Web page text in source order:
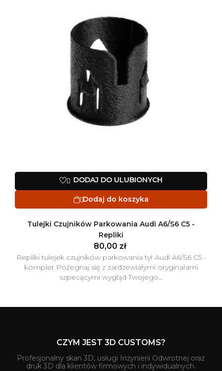
 DODAJ DO ULUBIONYCH
Dodaj do koszyka
Tulejki Czujników Parkowania Audi A6/S6 C5 -
Repliki
80,00 zł
Repliki tulejek czujników parkowania tył Audi A6/S6 C5 -
komplet Pożegnaj się z zardzewiałymi oryginałami
szpecącymi wygląd Twojego...
CZYM JEST 3D CUSTOMS?
Profesjonalny skan 3D, usługi Inżynierii Odwrotnej oraz
druk 3D dla klientów firmowych i indywidualnych.